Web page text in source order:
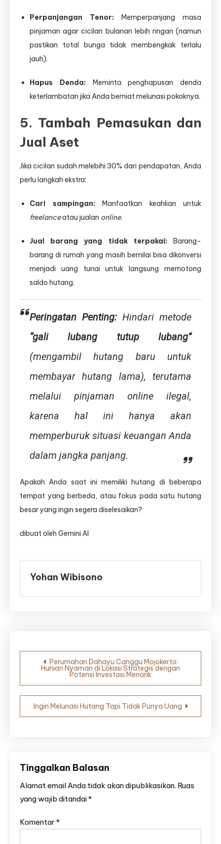
Perpanjangan Tenor: Memperpanjang masa
pinjaman agar cicilan bulanan lebih ringan (namun
pastikan total bunga tidak membengkak terlalu
jauh).
Hapus Denda: Meminta penghapusan denda
keterlambatan jika Anda berniat melunasi pokoknya.
5. Tambah Pemasukan dan
Jual Aset
Jika cicilan sudah melebihi 30% dari pendapatan, Anda
perlu langkah ekstra:
Cari sampingan: Manfaatkan keahlian untuk
freelanceatau jualan online.
Jual barang yang tidak terpakai: Barang-
barang di rumah yang masih bernilai bisa dikonversi
menjadi uang tunai untuk langsung memotong
saldo hutang.
Peringatan Penting: Hindari metode
“gali lubang tutup lubang”
(mengambil hutang baru untuk
membayar hutang lama), terutama
melalui pinjaman online ilegal,
karena hal ini hanya akan
memperburuk situasi keuangan Anda
dalam jangka panjang.
Apakah Anda saat ini memiliki hutang di beberapa
tempat yang berbeda, atau fokus pada satu hutang
besar yang ingin segera diselesaikan?
dibuat oleh Gemini AI
Yohan Wibisono
Navigasi
pos
Perumahan Dahayu Canggu Mojokerto:
Hunian Nyaman di Lokasi Strategis dengan
Potensi Investasi Menarik
Ingin Melunasi Hutang Tapi Tidak Punya Uang
Tinggalkan Balasan
Alamat email Anda tidak akan dipublikasikan. Ruas
yang wajib ditandai*
Komentar *